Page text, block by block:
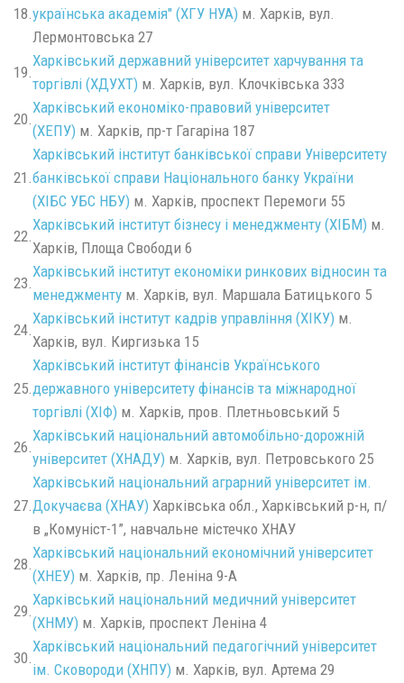
18.українська академія" (ХГУ НУА) м. Харків, вул.
Лермонтовська 27
19.
Харківський державний університет харчування та
торгівлі (ХДУХТ) м. Харків, вул. Клочківська 333
20.
Харківський економіко-правовий університет
(ХЕПУ) м. Харків, пр-т Гагаріна 187
21.
Харківський інститут банківської справи Університету
банківської справи Національного банку України
(ХІБС УБС НБУ) м. Харків, проспект Перемоги 55
22.
Харківський інститут бізнесу і менеджменту (ХІБМ) м.
Харків, Площа Свободи 6
23.
Харківський інститут економіки ринкових відносин та
менеджменту м. Харків, вул. Маршала Батицького 5
24.
Харківський інститут кадрів управління (ХІКУ) м.
Харків, вул. Киргизька 15
25.
Харківський інститут фінансів Українського
державного університету фінансів та міжнародної
торгівлі (ХІФ) м. Харків, пров. Плетньовський 5
26.
Харківський національний автомобільно-дорожній
університет (ХНАДУ) м. Харків, вул. Петровського 25
27.
Харківський національний аграрний університет ім.
Докучаєва (ХНАУ) Харківська обл., Харківський р-н, п/
в „Комуніст-1”, навчальне містечко ХНАУ
28.
Харківський національний економічний університет
(ХНЕУ) м. Харків, пр. Леніна 9-А
29.
Харківський національний медичний університет
(ХНМУ) м. Харків, проспект Леніна 4
30.
Харківський національний педагогічний університет
ім. Сковороди (ХНПУ) м. Харків, вул. Артема 29